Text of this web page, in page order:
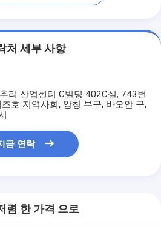
처 세부 사항
리 산업센터 C빌딩 402C실, 743번
호 지역사회, 앙칭 부구, 바오안 구,
금 연락
렴 한 가격 으로